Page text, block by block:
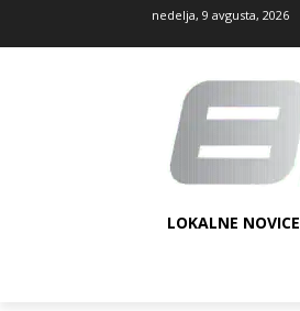
nedelja, 9 avgusta, 2026
LOKALNE NOVICE